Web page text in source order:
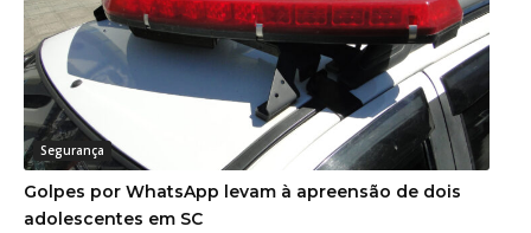
Segurança
Golpes por WhatsApp levam à apreensão de dois
adolescentes em SC